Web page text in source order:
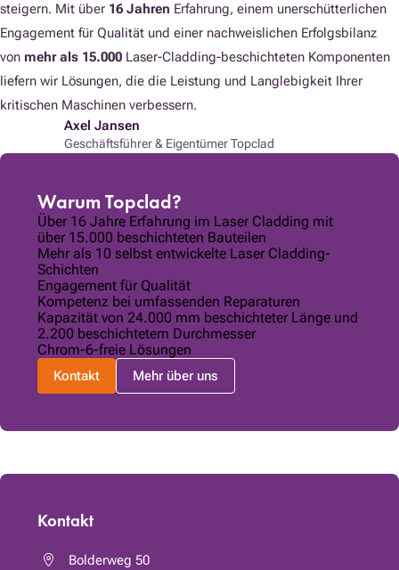
steigern. Mit über 16 Jahren Erfahrung, einem unerschütterlichen
Engagement für Qualität und einer nachweislichen Erfolgsbilanz
von mehr als 15.000 Laser-Cladding-beschichteten Komponenten
liefern wir Lösungen, die die Leistung und Langlebigkeit Ihrer
kritischen Maschinen verbessern.
Axel Jansen
Geschäftsführer & Eigentümer Topclad
Warum Topclad?
Über 16 Jahre Erfahrung im Laser Cladding mit
über 15.000 beschichteten Bauteilen
Mehr als 10 selbst entwickelte Laser Cladding-
Schichten
Engagement für Qualität
Kompetenz bei umfassenden Reparaturen
Kapazität von 24.000 mm beschichteter Länge und
2.200 beschichtetem Durchmesser
Chrom-6-freie Lösungen
Kontakt Mehr über uns
Kontakt
Bolderweg 50